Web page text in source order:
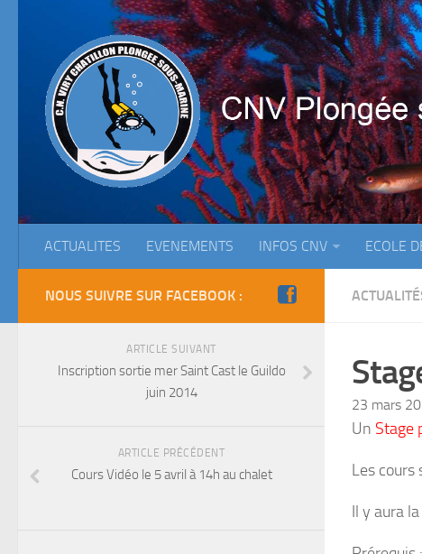
ACTUALITES EVENEMENTS INFOS CNV ECOLE
23 mars
Un Stage
Les cours
Il y aura
NOUS SUIVRE SUR FACEBOOK :
ARTICLE SUIVANT
Inscription sortie mer Saint Cast le Guildo
juin 2014
ARTICLE PRÉCÉDENT
Cours Vidéo le 5 avril à 14h au chalet